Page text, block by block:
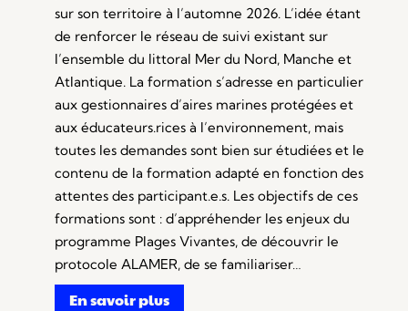
sur son territoire à l’automne 2026. L’idée étant
de renforcer le réseau de suivi existant sur
l’ensemble du littoral Mer du Nord, Manche et
Atlantique. La formation s’adresse en particulier
aux gestionnaires d’aires marines protégées et
aux éducateurs.rices à l’environnement, mais
toutes les demandes sont bien sur étudiées et le
contenu de la formation adapté en fonction des
attentes des participant.e.s. Les objectifs de ces
formations sont : d’appréhender les enjeux du
programme Plages Vivantes, de découvrir le
protocole ALAMER, de se familiariser…
En savoir plus